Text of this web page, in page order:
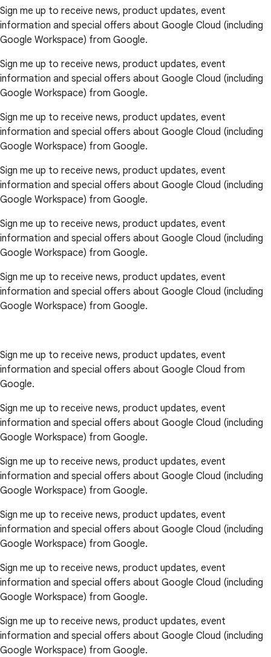
Sign me up to receive news, product updates, event
information and special offers about Google Cloud (including
Google Workspace) from Google.
Sign me up to receive news, product updates, event
information and special offers about Google Cloud (including
Google Workspace) from Google.
Sign me up to receive news, product updates, event
information and special offers about Google Cloud (including
Google Workspace) from Google.
Sign me up to receive news, product updates, event
information and special offers about Google Cloud (including
Google Workspace) from Google.
Sign me up to receive news, product updates, event
information and special offers about Google Cloud (including
Google Workspace) from Google.
Sign me up to receive news, product updates, event
information and special offers about Google Cloud (including
Google Workspace) from Google.
Sign me up to receive news, product updates, event
information and special offers about Google Cloud from
Google.
Sign me up to receive news, product updates, event
information and special offers about Google Cloud (including
Google Workspace) from Google.
Sign me up to receive news, product updates, event
information and special offers about Google Cloud (including
Google Workspace) from Google.
Sign me up to receive news, product updates, event
information and special offers about Google Cloud (including
Google Workspace) from Google.
Sign me up to receive news, product updates, event
information and special offers about Google Cloud (including
Google Workspace) from Google.
Sign me up to receive news, product updates, event
information and special offers about Google Cloud (including
Google Workspace) from Google.